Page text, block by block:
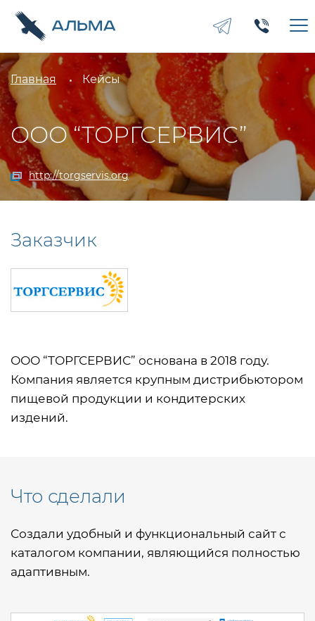
Главная Кейсы
ООО “ТОРГСЕРВИС”
http://torgservis.org
Заказчик
ООО “ТОРГСЕРВИС” основана в 2018 году.
Компания является крупным дистрибьютором
пищевой продукции и кондитерских
издений.
Что сделали
Создали удобный и функциональный сайт с
каталогом компании, являющийся полностью
адаптивным.